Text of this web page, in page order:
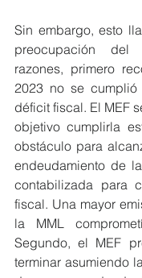
Sin embargo, esto
preocupación
razones, primero
2023 no se
déficit fiscal. El MEF
objetivo cumplirla
obstáculo para
endeudamiento de
contabilizada para
fiscal. Una mayor
la MML
Segundo, el MEF
terminar asumiendo